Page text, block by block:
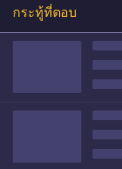
กระทู้ที่ตอบ